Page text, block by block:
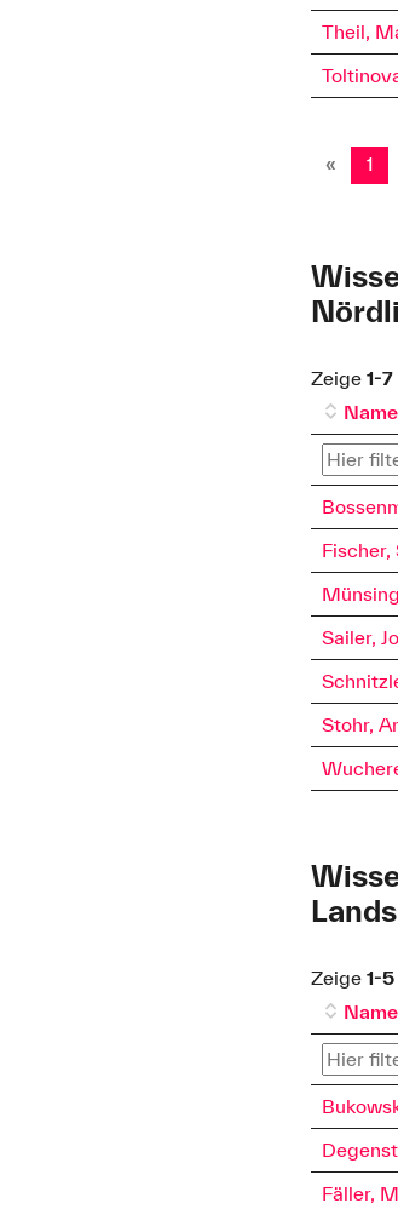
Theil,
« 1
Zeige1-7
Name
Fischer,
Sailer,
Stohr,
Zeige1-5
Name
Fäller,